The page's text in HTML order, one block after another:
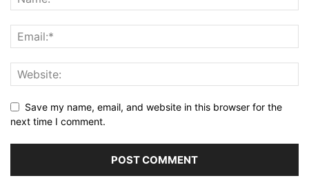
Save my name, email, and website in this browser for the
next time I comment.